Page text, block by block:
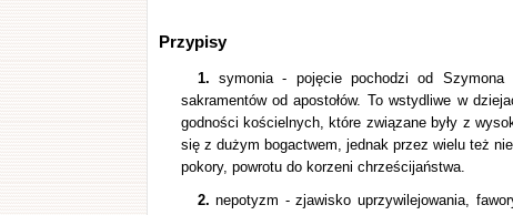
Przypisy
1. symonia - pojęcie pochodzi od Szymona
sakramentów od apostołów. To wstydliwe w
godności kościelnych, które związane były z
się z dużym bogactwem, jednak przez wielu też
pokory, powrotu do korzeni chrześcijaństwa.
2. nepotyzm - zjawisko uprzywilejowania,